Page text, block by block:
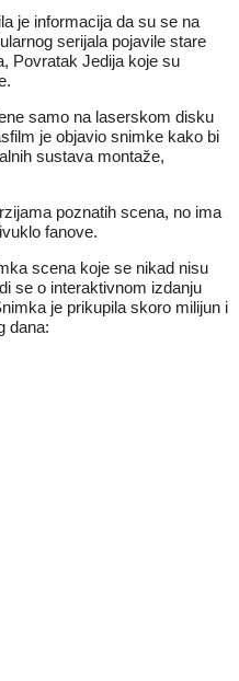
je informacija da su se na
serijala pojavile stare
Povratak Jedija koje su
samo na laserskom disku
je objavio snimke kako bi
sustava montaže,
poznatih scena, no ima
fanove.
scena koje se nikad nisu
se o interaktivnom izdanju
je prikupila skoro milijun i
dana: